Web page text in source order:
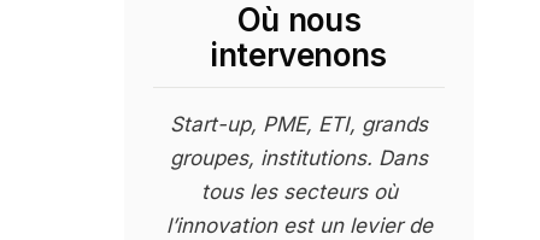
Où nous
intervenons
Start-up, PME, ETI, grands
groupes, institutions. Dans
tous les secteurs où
l’innovation est un levier de